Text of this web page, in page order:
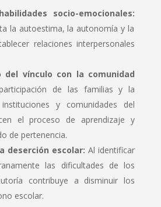
socio-emocionales:
la autoestima, la autonomía y la
relaciones interpersonales
del vínculo con la comunidad
de las familias y la
y comunidades del
el proceso de aprendizaje y
de pertenencia.
deserción escolar: Al identificar
las dificultades de los
contribuye a disminuir los
escolar.